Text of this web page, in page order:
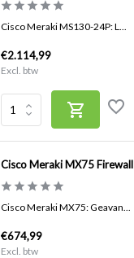
Cisco Meraki MS130-24P: L...
€2.114,99
Excl. btw
Cisco Meraki MX75 Firewall
Cisco Meraki MX75: Geavan...
€674,99
Excl. btw